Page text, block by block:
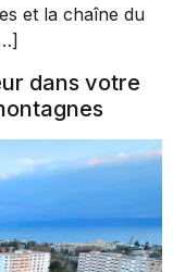
et la chaîne du
dans votre